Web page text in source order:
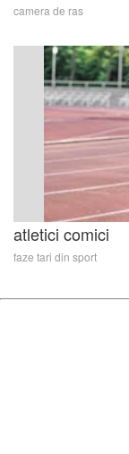
camera de ras
atletici comici
faze tari din sport